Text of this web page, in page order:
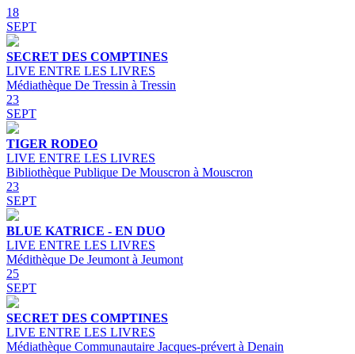
18
SEPT
SECRET DES COMPTINES
LIVE ENTRE LES LIVRES
Médiathèque De Tressin à Tressin
23
SEPT
TIGER RODEO
LIVE ENTRE LES LIVRES
Bibliothèque Publique De Mouscron à Mouscron
23
SEPT
BLUE KATRICE - EN DUO
LIVE ENTRE LES LIVRES
Médithèque De Jeumont à Jeumont
25
SEPT
SECRET DES COMPTINES
LIVE ENTRE LES LIVRES
Médiathèque Communautaire Jacques-prévert à Denain